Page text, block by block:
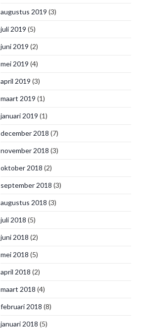
augustus 2019 (3)
juli 2019 (5)
juni 2019 (2)
mei 2019 (4)
april 2019 (3)
maart 2019 (1)
januari 2019 (1)
december 2018 (7)
november 2018 (3)
oktober 2018 (2)
september 2018 (3)
augustus 2018 (3)
juli 2018 (5)
juni 2018 (2)
mei 2018 (5)
april 2018 (2)
maart 2018 (4)
februari 2018 (8)
januari 2018 (5)